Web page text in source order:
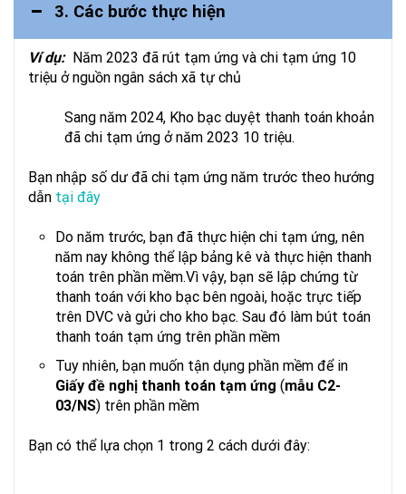
3. Các bước thực hiện
Ví dụ: Năm 2023 đã rút tạm ứng và chi tạm ứng 10
triệu ở nguồn ngân sách xã tự chủ
Sang năm 2024, Kho bạc duyệt thanh toán khoản
đã chi tạm ứng ở năm 2023 10 triệu.
Bạn nhập số dư đã chi tạm ứng năm trước theo hướng
dẫn tại đây
Do năm trước, bạn đã thực hiện chi tạm ứng, nên
năm nay không thể lập bảng kê và thực hiện thanh
toán trên phần mềm.Vì vậy, bạn sẽ lập chứng từ
thanh toán với kho bạc bên ngoài, hoặc trực tiếp
trên DVC và gửi cho kho bạc. Sau đó làm bút toán
thanh toán tạm ứng trên phần mềm
Tuy nhiên, bạn muốn tận dụng phần mềm để in
Giấy đề nghị thanh toán tạm ứng (mẫu C2-
03/NS) trên phần mềm
Bạn có thể lựa chọn 1 trong 2 cách dưới đây: